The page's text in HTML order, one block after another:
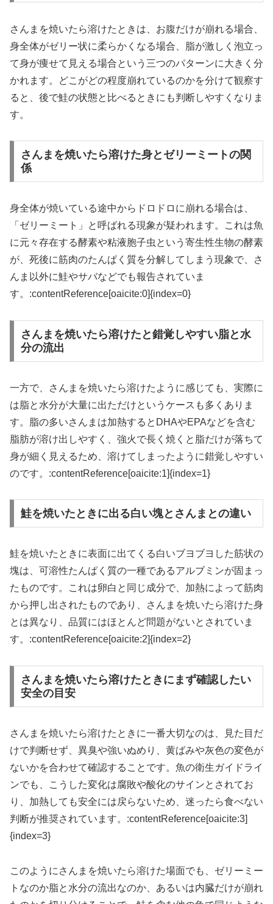
さんまを焼いたら溶けたときは、お腹だけが崩れる場合、
身全体がゼリー状に柔らかくなる場合、脂が激しく泡立っ
て身が痩せて見える場合という三つのパターンに大きく分
かれます。どこがどの程度崩れているのかを分けて観察す
ると、後で鮭の状態と比べるときにも判断しやすくなりま
す。
さんまを焼いたら溶けた身とゼリーミートの関
係
身全体が焼いている途中からドロドロに崩れる場合は、
「ゼリーミート」と呼ばれる現象が疑われます。これは魚
に元々存在する酵素や粘液胞子虫という寄生性生物の酵素
が、死後に筋肉のたんぱく質を分解してしまう現象で、さ
んま以外に鮭やサバなどでも報告されていま
す。:contentReference[oaicite:0]{index=0}
さんまを焼いたら溶けたと錯覚しやすい脂と水
分の流出
一方で、さんまを焼いたら溶けたように感じても、実際に
は脂と水分が大量に出ただけというケースも多くありま
す。脂の多いさんまは加熱するとDHAやEPAなどを含む
脂肪が溶け出しやすく、強火で長く焼くと脂だけが落ちて
身が細く見えるため、溶けてしまったように錯覚しやすい
のです。:contentReference[oaicite:1]{index=1}
鮭を焼いたときに出る白い塊とさんまとの違い
鮭を焼いたときに表面に出てくる白いブヨブヨした筋状の
塊は、可溶性たんぱく質の一種であるアルブミンが固まっ
たものです。これは卵白と同じ成分で、加熱によって筋肉
から押し出されたものであり、さんまを焼いたら溶けた身
とは異なり、品質にはほとんど問題がないとされていま
す。:contentReference[oaicite:2]{index=2}
さんまを焼いたら溶けたときにまず確認したい
安全の目安
さんまを焼いたら溶けたときに一番大切なのは、見た目だ
けで判断せず、異臭や強いぬめり、黄ばみや灰色の変色が
ないかを合わせて確認することです。魚の衛生ガイドライ
ンでも、こうした変化は腐敗や酸化のサインとされてお
り、加熱しても安全には戻らないため、迷ったら食べない
判断が推奨されています。:contentReference[oaicite:3]
{index=3}
このようにさんまを焼いたら溶けた場面でも、ゼリーミー
トなのか脂と水分の流出なのか、あるいは内臓だけが崩れ